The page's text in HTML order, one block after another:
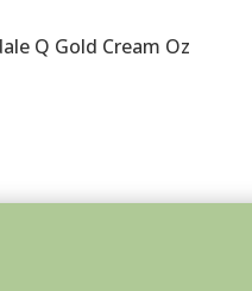
Q Gold Cream Oz